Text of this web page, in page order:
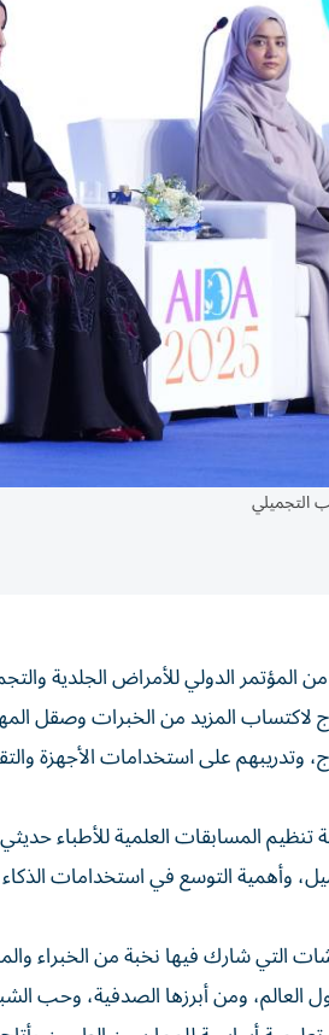
التجميلي
المؤتمر الدولي للأمراض الجلدية
لاكتساب المزيد من الخبرات وصقل
على استخدامات الأجهزة
المسابقات العلمية للأطباء
وأهمية التوسع في استخدامات
التي شارك فيها نخبة من
ومن أبرزها الصدفية، وحب